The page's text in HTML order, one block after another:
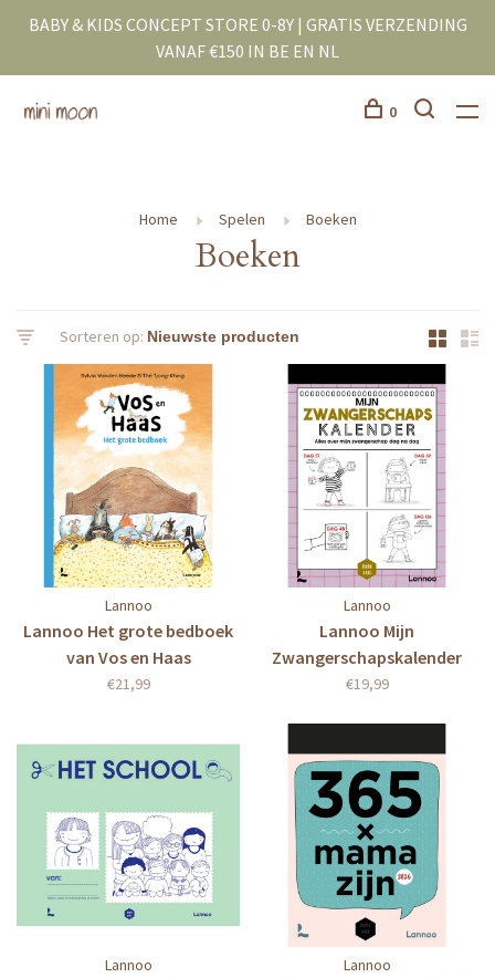
BABY & KIDS CONCEPT STORE 0-8Y | GRATIS VERZENDING
VANAF €150 IN BE EN NL
0
Home Spelen Boeken
Boeken
Sorteren op:
Lannoo
Lannoo Het grote bedboek
van Vos en Haas
€21,99
Lannoo
Lannoo Mijn
Zwangerschapskalender
€19,99
Lannoo Lannoo